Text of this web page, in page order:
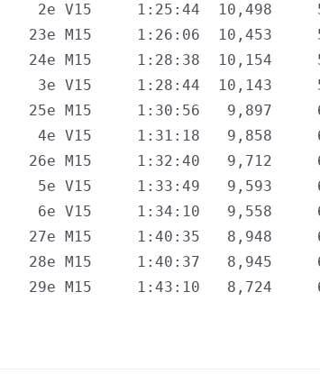
2e V15     1:25:44  10,498
23e M15     1:26:06  10,453
24e M15     1:28:38  10,154
3e V15     1:28:44  10,143
25e M15     1:30:56   9,897
4e V15     1:31:18   9,858
26e M15     1:32:40   9,712
5e V15     1:33:49   9,593
6e V15     1:34:10   9,558
27e M15     1:40:35   8,948
28e M15     1:40:37   8,945
29e M15     1:43:10   8,724